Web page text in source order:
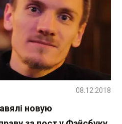
новую
08.12.2018